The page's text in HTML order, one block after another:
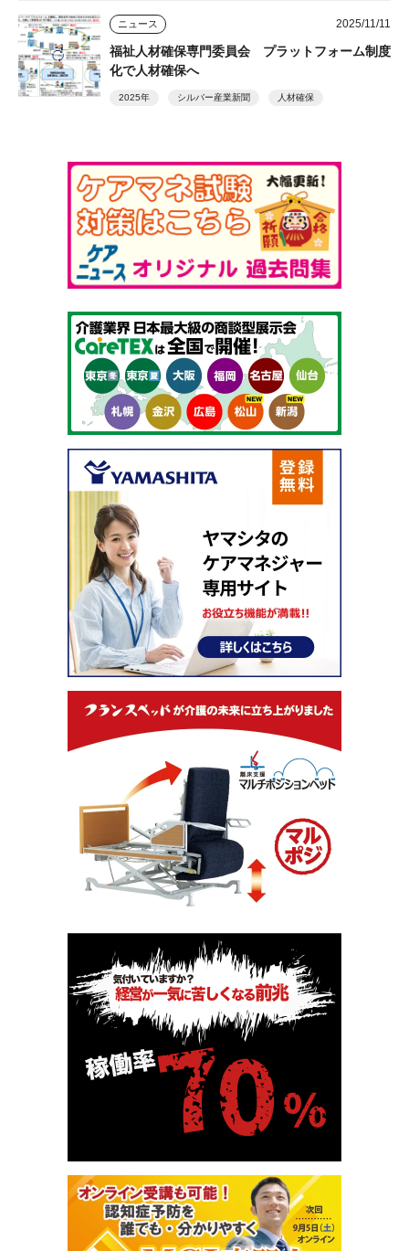
ニュース 2025/11/11
福祉人材確保専門委員会 プラットフォーム制度
化で人材確保へ
2025年 シルバー産業新聞 人材確保